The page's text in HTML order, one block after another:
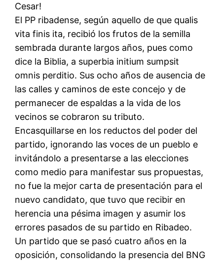
Cesar!
El PP ribadense, según aquello de que qualis
vita finis ita, recibió los frutos de la semilla
sembrada durante largos años, pues como
dice la Biblia, a superbia initium sumpsit
omnis perditio. Sus ocho años de ausencia de
las calles y caminos de este concejo y de
permanecer de espaldas a la vida de los
vecinos se cobraron su tributo.
Encasquillarse en los reductos del poder del
partido, ignorando las voces de un pueblo e
invitándolo a presentarse a las elecciones
como medio para manifestar sus propuestas,
no fue la mejor carta de presentación para el
nuevo candidato, que tuvo que recibir en
herencia una pésima imagen y asumir los
errores pasados de su partido en Ribadeo.
Un partido que se pasó cuatro años en la
oposición, consolidando la presencia del BNG